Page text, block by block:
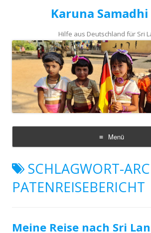
Karuna Samadhi
Hilfe aus Deutschland für Sri
Menü
Zum
springenSCHLAGWORT-
PATENREISEBERICHT
Meine Reise nach Sri